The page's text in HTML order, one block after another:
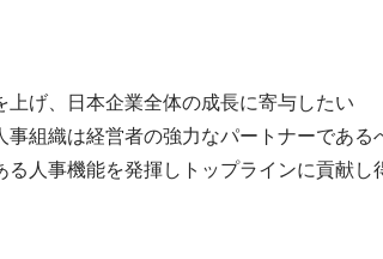
げ、日本企業全体の成長に寄与したい
組織は経営者の強力なパートナーである
人事機能を発揮しトップラインに貢献し